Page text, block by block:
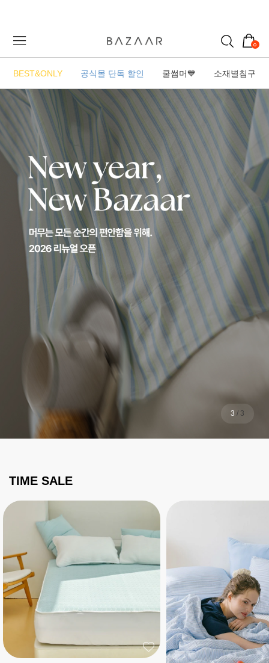
0
BEST&ONLY 공식몰 단독 할인 쿨썸머💙 소재별침구
1 / 3
TIME SALE